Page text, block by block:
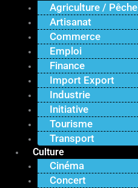
Agriculture / Pêche
Artisanat
Commerce
Emploi
Finance
Import Export
Industrie
Initiative
Tourisme
Transport
Culture
Cinéma
Concert